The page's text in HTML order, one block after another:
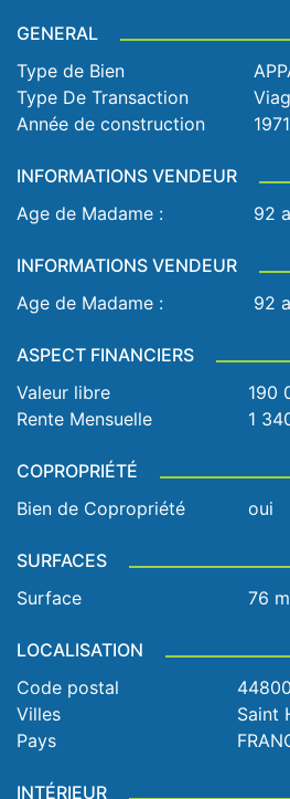
GENERAL
Type de Bien
Type De Transaction
Année de construction
1971
INFORMATIONS VENDEUR
Age de Madame :
92
INFORMATIONS VENDEUR
Age de Madame :
92
ASPECT FINANCIERS
Valeur libre
190
Rente Mensuelle
1
COPROPRIÉTÉ
Bien de Copropriété
oui
SURFACES
Surface
76
LOCALISATION
Code postal
44800
Villes
Saint
Pays
INTÉRIEUR